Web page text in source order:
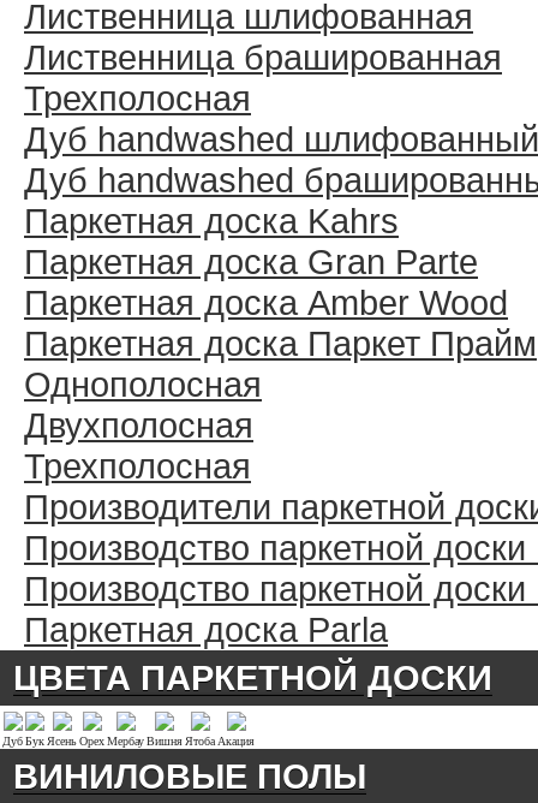
Лиственница шлифованная
Лиственница брашированная
Трехполосная
Дуб handwashed шлифованный
Дуб handwashed
Паркетная доска Kahrs
Паркетная доска Gran Parte
Паркетная доска Amber Wood
Паркетная доска Паркет Прайм
Однополосная
Двухполосная
Трехполосная
Производители паркетной
Производство паркетной
Производство паркетной
Паркетная доска Parla
ЦВЕТА ПАРКЕТНОЙ ДОСКИ
ДубБук ЯсеньОрехМербауВишня Ятоба Акация
ВИНИЛОВЫЕ ПОЛЫ